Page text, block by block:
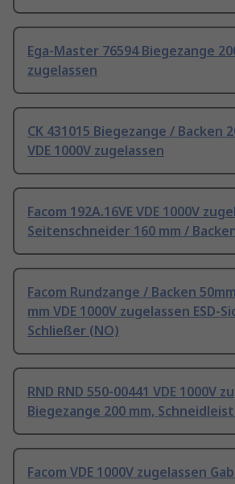
Ega-Master 76594 Biegezange
zugelassen
CK 431015 Biegezange / Backen
VDE 1000V zugelassen
Facom 192A.16VE VDE 1000V
Seitenschneider 160 mm /
Facom Rundzange / Backen
mm VDE 1000V zugelassen ESD-
Schließer (NO)
RND RND 550-00441 VDE 1000V
Biegezange 200 mm,
Facom VDE 1000V zugelassen